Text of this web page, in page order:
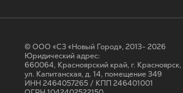
© ООО «СЗ «Новый Город», 2013- 2026
Юридический адрес:
660064, Красноярский край, г. Красноярск,
ул. Капитанская, д. 14, помещение 349
ИНН 2464057265 / КПП 246401001